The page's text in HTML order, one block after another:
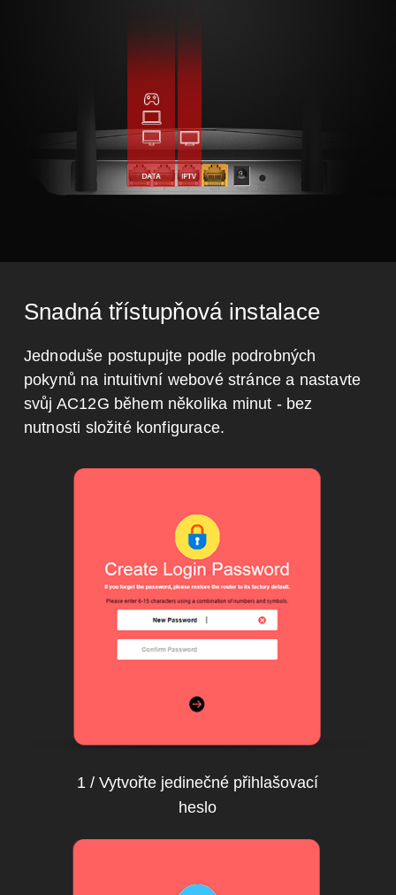
Snadná třístupňová instalace
Jednoduše postupujte podle podrobných
pokynů na intuitivní webové stránce a nastavte
svůj AC12G během několika minut - bez
nutnosti složité konfigurace.
1 / Vytvořte jedinečné přihlašovací
heslo